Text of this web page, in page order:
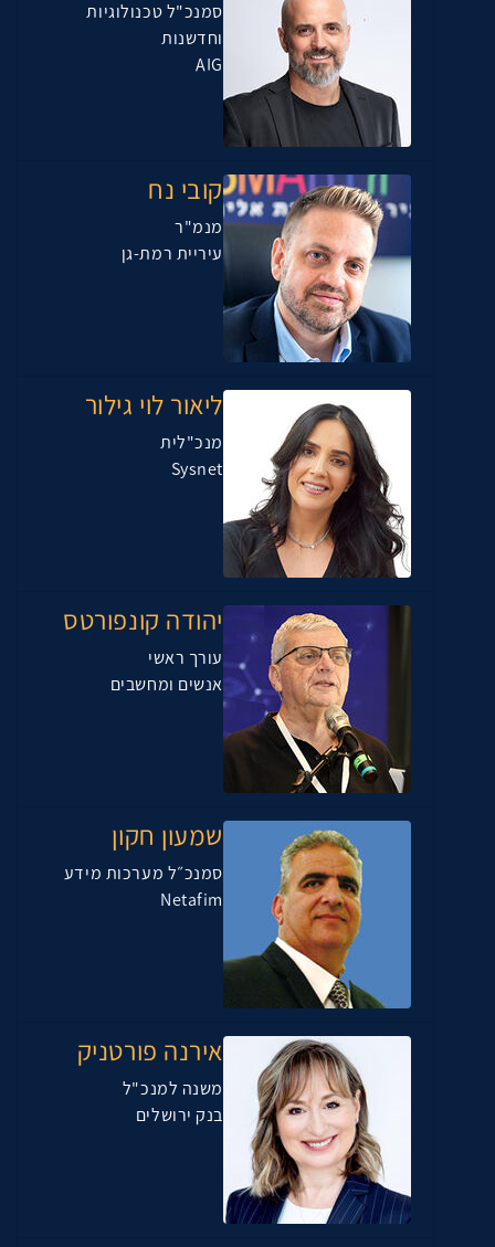
סמנכ"ל טכנולוגיות
וחדשנות
AIG
קובי נח
מנמ"ר
עיריית רמת-גן
ליאור לוי גילור
מנכ"לית
Sysnet
יהודה קונפורטס
עורך ראשי
אנשים ומחשבים
שמעון חקון
סמנכ״ל מערכות מידע
Netafim
אירנה פורטניק
משנה למנכ"ל
בנק ירושלים